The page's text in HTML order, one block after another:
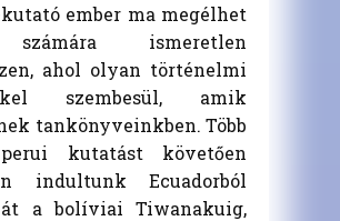
ember ma megélhet
ismeretlen
ahol olyan történelmi
szembesül, amik
tankönyveinkben. Több
kutatást követően
indultunk Ecuadorból
a bolíviai Tiwanakuig,